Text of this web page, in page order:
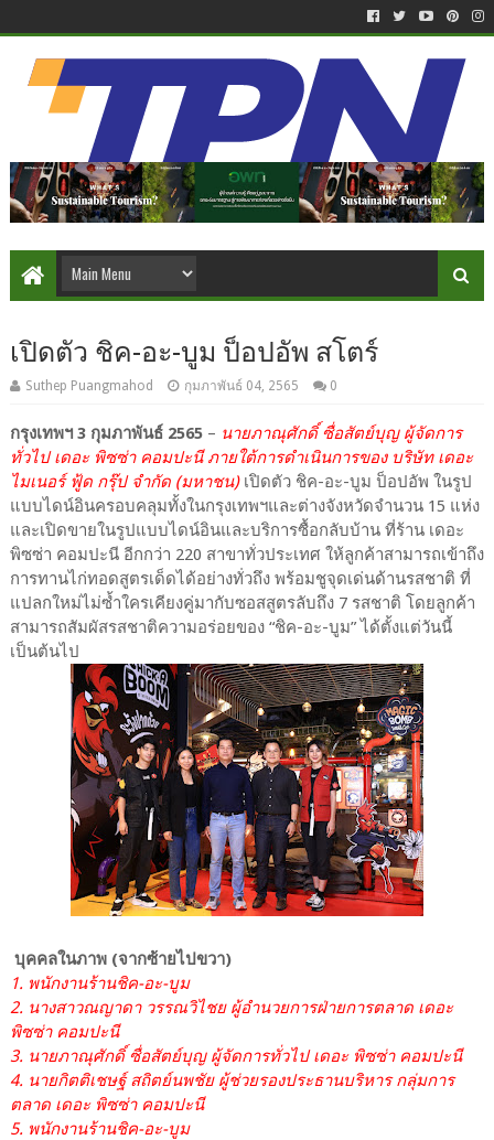
เปิดตัว ชิค-อะ-บูม ป็อปอัพ สโตร์
Suthep Puangmahod กุมภาพันธ์ 04, 2565 0
กรุงเทพฯ 3 กุมภาพันธ์ 2565– นายภาณุศักดิ์ ซื่อสัตย์บุญ ผู้จัดการ
ทั่วไป เดอะ พิซซ่า คอมปะนี ภายใต้การดำเนินการของ บริษัท เดอะ
ไมเนอร์ ฟู้ด กรุ๊ป จำกัด (มหาชน)เปิดตัว ชิค-อะ-บูม ป็อปอัพ ในรูป
แบบไดน์อินครอบคลุมทั้งในกรุงเทพฯและต่างจังหวัดจำนวน 15 แห่ง
และเปิดขายในรูปแบบไดน์อินและบริการซื้อกลับบ้าน ที่ร้าน เดอะ
พิซซ่า คอมปะนี อีกกว่า 220 สาขาทั่วประเทศ ให้ลูกค้าสามารถเข้าถึง
การทานไก่ทอดสูตรเด็ดได้อย่างทั่วถึง พร้อมชูจุดเด่นด้านรสชาติ ที่
แปลกใหม่ไม่ซ้ำใครเคียงคู่มากับซอสสูตรลับถึง 7 รสชาติ โดยลูกค้า
สามารถสัมผัสรสชาติความอร่อยของ “ชิค-อะ-บูม” ได้ตั้งแต่วันนี้
เป็นต้นไป
บุคคลในภาพ (จากซ้ายไปขวา)
1. พนักงานร้านชิค-อะ-บูม
2. นางสาวณญาดา วรรณวิไชย ผู้อำนวยการฝ่ายการตลาด เดอะ
พิซซ่า คอมปะนี
3. นายภาณุศักดิ์ ซื่อสัตย์บุญ ผู้จัดการทั่วไป เดอะ พิซซ่า คอมปะนี
4. นายกิตติเชษฐ์ สถิตย์นพชัย ผู้ช่วยรองประธานบริหาร กลุ่มการ
ตลาด เดอะ พิซซ่า คอมปะนี
5. พนักงานร้านชิค-อะ-บูม